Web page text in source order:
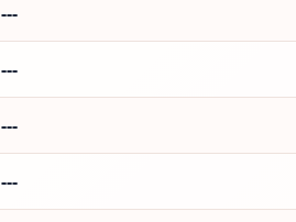
---
---
---
---